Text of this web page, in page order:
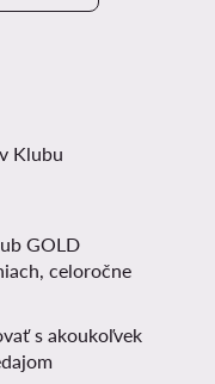
Klubu
GOLD
celoročne
s akoukoľvek